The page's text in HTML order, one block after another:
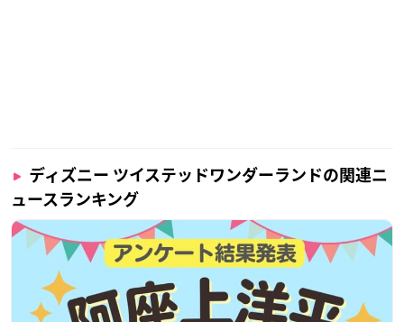
ディズニー ツイステッドワンダーランドの関連ニ
ュースランキング